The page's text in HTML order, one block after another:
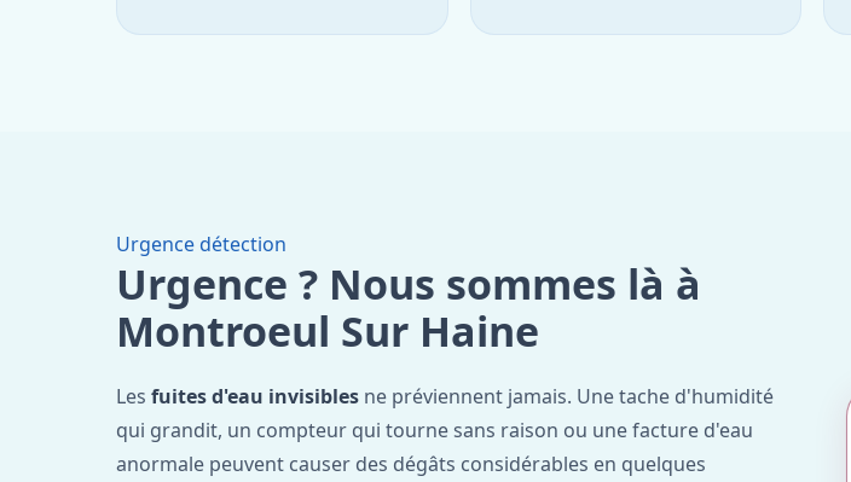
Urgence détection
Urgence ? Nous sommes là à
Montroeul Sur Haine
Les fuites d'eau invisibles ne préviennent jamais. Une tache d'humidité
qui grandit, un compteur qui tourne sans raison ou une facture d'eau
anormale peuvent causer des dégâts considérables en quelques